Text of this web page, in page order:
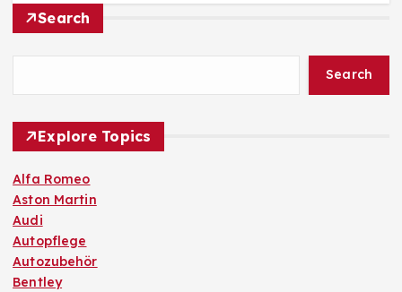
Search
Search
Explore Topics
Alfa Romeo
Aston Martin
Audi
Autopflege
Autozubehör
Bentley